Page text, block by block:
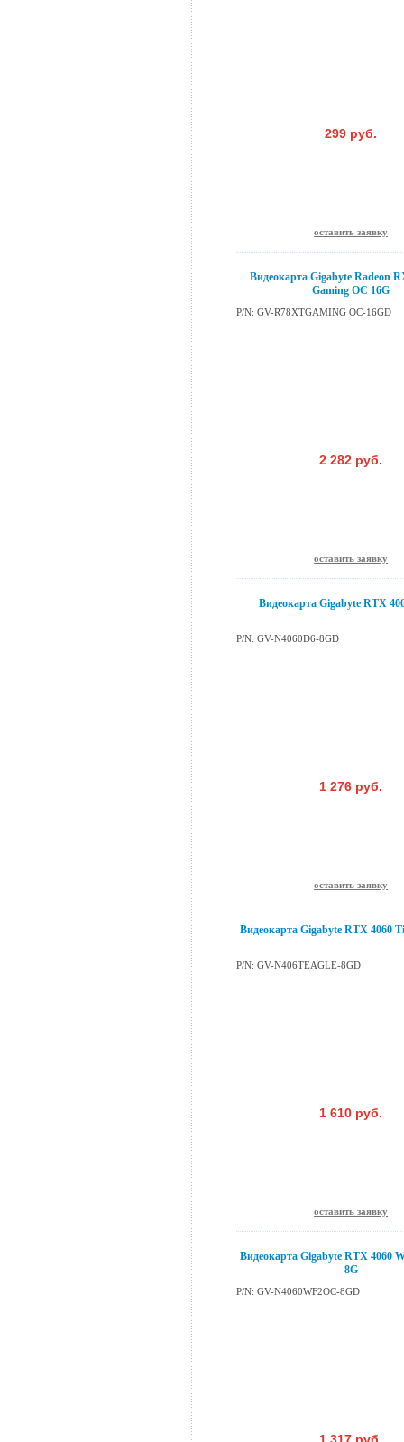
299 руб.
оставить заявку
Видеокарта Gigabyte Radeon
Gaming OC 16G
P/N: GV-R78XTGAMING OC-16GD
2 282 руб.
оставить заявку
Видеокарта Gigabyte RTX
P/N: GV-N4060D6-8GD
1 276 руб.
оставить заявку
Видеокарта Gigabyte RTX 4060
P/N: GV-N406TEAGLE-8GD
1 610 руб.
оставить заявку
Видеокарта Gigabyte RTX 4060
8G
P/N: GV-N4060WF2OC-8GD